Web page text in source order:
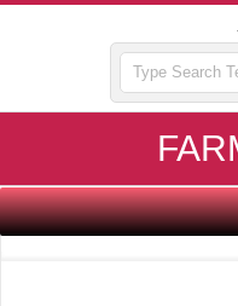
Primary
Navigation